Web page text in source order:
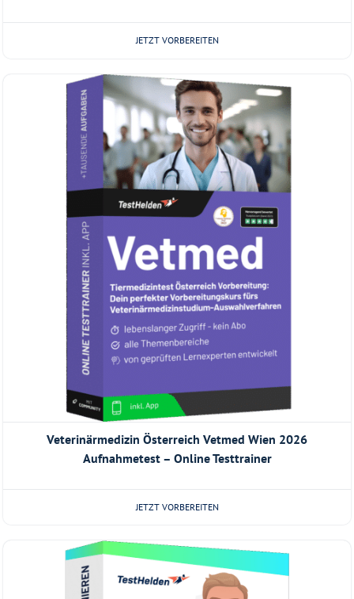
JETZT VORBEREITEN
Veterinärmedizin Österreich Vetmed Wien 2026
Aufnahmetest – Online Testtrainer
JETZT VORBEREITEN